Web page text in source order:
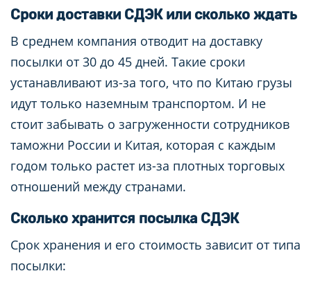
Сроки доставки СДЭК или сколько ждать
В среднем компания отводит на доставку
посылки от 30 до 45 дней. Такие сроки
устанавливают из-за того, что по Китаю грузы
идут только наземным транспортом. И не
стоит забывать о загруженности сотрудников
таможни России и Китая, которая с каждым
годом только растет из-за плотных торговых
отношений между странами.
Сколько хранится посылка СДЭК
Срок хранения и его стоимость зависит от типа
посылки: